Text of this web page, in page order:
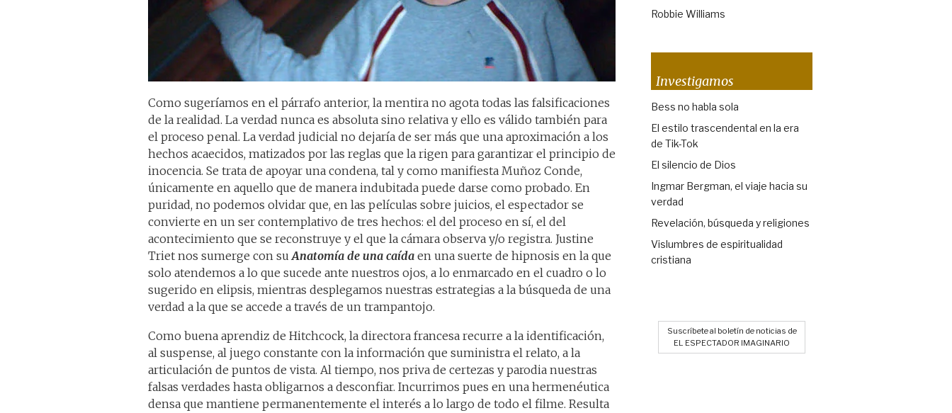
Como sugeríamos en el párrafo anterior, la mentira no agota todas las falsificaciones
de la realidad. La verdad nunca es absoluta sino relativa y ello es válido también para
el proceso penal. La verdad judicial no dejaría de ser más que una aproximación a los
hechos acaecidos, matizados por las reglas que la rigen para garantizar el principio de
inocencia. Se trata de apoyar una condena, tal y como manifiesta Muñoz Conde,
únicamente en aquello que de manera indubitada puede darse como probado. En
puridad, no podemos olvidar que, en las películas sobre juicios, el espectador se
convierte en un ser contemplativo de tres hechos: el del proceso en sí, el del
acontecimiento que se reconstruye y el que la cámara observa y/o registra. Justine
Triet nos sumerge con su Anatomía de una caída en una suerte de hipnosis en la que
solo atendemos a lo que sucede ante nuestros ojos, a lo enmarcado en el cuadro o lo
sugerido en elipsis, mientras desplegamos nuestras estrategias a la búsqueda de una
verdad a la que se accede a través de un trampantojo.
Como buena aprendiz de Hitchcock, la directora francesa recurre a la identificación,
al suspense, al juego constante con la información que suministra el relato, a la
articulación de puntos de vista. Al tiempo, nos priva de certezas y parodia nuestras
falsas verdades hasta obligarnos a desconfiar. Incurrimos pues en una hermenéutica
densa que mantiene permanentemente el interés a lo largo de todo el filme. Resulta
Robbie Williams
Investigamos
Bess no habla sola
El estilo trascendental en la era
de Tik-Tok
El silencio de Dios
Ingmar Bergman, el viaje hacia su
verdad
Revelación, búsqueda y religiones
Vislumbres de espiritualidad
cristiana
Suscríbete al boletín de noticias de
EL ESPECTADOR IMAGINARIO